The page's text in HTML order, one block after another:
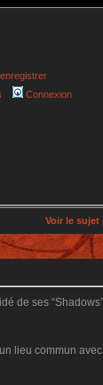
Connexion
Voir le sujet
de ses
lieu commun